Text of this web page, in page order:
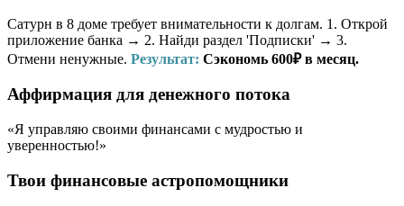
Сатурн в 8 доме требует внимательности к долгам. 1. Открой
приложение банка → 2. Найди раздел 'Подписки' → 3.
Отмени ненужные. Результат: Сэкономь 600₽ в месяц.
Аффирмация для денежного потока
«Я управляю своими финансами с мудростью и
уверенностью!»
Твои финансовые астропомощники